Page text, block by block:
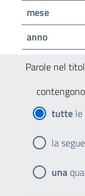
mese
anno
Parole nel
tutte
la
una